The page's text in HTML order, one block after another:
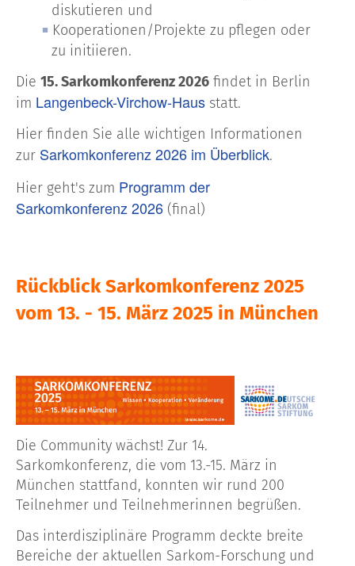
diskutieren und
Kooperationen/Projekte zu pflegen oder
zu initiieren.
Die 15. Sarkomkonferenz 2026 findet in Berlin
im Langenbeck-Virchow-Haus statt.
Hier finden Sie alle wichtigen Informationen
zur Sarkomkonferenz 2026 im Überblick.
Hier geht's zum Programm der
Sarkomkonferenz 2026 (final)
Rückblick Sarkomkonferenz 2025
vom 13. - 15. März 2025 in München
Die Community wächst! Zur 14.
Sarkomkonferenz, die vom 13.-15. März in
München stattfand, konnten wir rund 200
Teilnehmer und Teilnehmerinnen begrüßen.
Das interdisziplinäre Programm deckte breite
Bereiche der aktuellen Sarkom-Forschung und